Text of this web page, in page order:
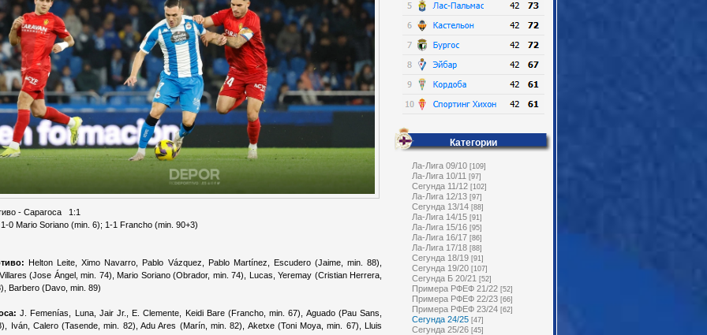
- Сарагоса 1:1
1-0 Mario Soriano (min. 6); 1-1 Francho (min. 90+3)
Helton Leite, Ximo Navarro, Pablo Vázquez, Pablo Martínez, Escudero (Jaime, min. 88),
(Jose Ángel, min. 74), Mario Soriano (Obrador, min. 74), Lucas, Yeremay (Cristian Herrera,
Barbero (Davo, min. 89)
J. Femenías, Luna, Jair Jr., E. Clemente, Keidi Bare (Francho, min. 67), Aguado (Pau Sans,
Iván, Calero (Tasende, min. 82), Adu Ares (Marín, min. 82), Aketxe (Toni Moya, min. 67), Lluis
Категории
Ла-Лига 09/10 [109]
Ла-Лига 10/11 [97]
Сегунда 11/12 [102]
Ла-Лига 12/13 [97]
Сегунда 13/14 [88]
Ла-Лига 14/15 [91]
Ла-Лига 15/16 [95]
Ла-Лига 16/17 [86]
Ла-Лига 17/18 [88]
Сегунда 18/19 [91]
Сегунда 19/20 [107]
Сегунда Б 20/21 [52]
Примера РФЕФ 21/22 [52]
Примера РФЕФ 22/23 [66]
Примера РФЕФ 23/24 [62]
Сегунда 24/25 [47]
Сегунда 25/26 [45]